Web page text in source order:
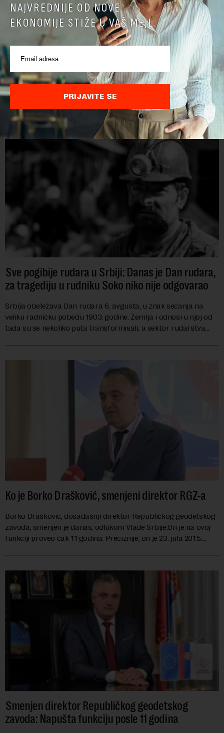
Papua Nova Gvineja potvrdila učešće na Ekspo
2027
Papua Nova Gvineja jedna je od 141 međunarodne učesnice
koje su do sada potvrdile učešće na specijalizovanoj
međunarodnoj izložbi "Ekspu 2027" Beograd, gde će predstaviti
i kao državu sa najvećom jezičkom ra...
Sve pogibije rudara u Srbiji: Danas je Dan rudara,
za tragediju u rudniku Soko niko nije odgovarao
Srbija obeležava Dan rudara 6. avgusta, u znak sećanja na
veliku radničku pobedu 1903. godine. Zemlja i odnosi u njoj od
tada su se nekoliko puta transformisali, a sektor rudarstva
Ko je Borko Drašković, smenjeni direktor RGZ-a
Borko Drašković, dosadašnji direktor Republičkog geodetskog
zavoda, smenjen je danas, odlukom Vlade Srbije.On je na ovoj
funkciji proveo čak 11 godina. Preciznije, on je 23. jula 2015.
Smenjen direktor Republičkog geodetskog
zavoda: Napušta funkciju posle 11 godina
NAJVREDNIJE OD NOVE
EKONOMIJE STIŽE U VAŠ MEJL.
PRIJAVITE SE